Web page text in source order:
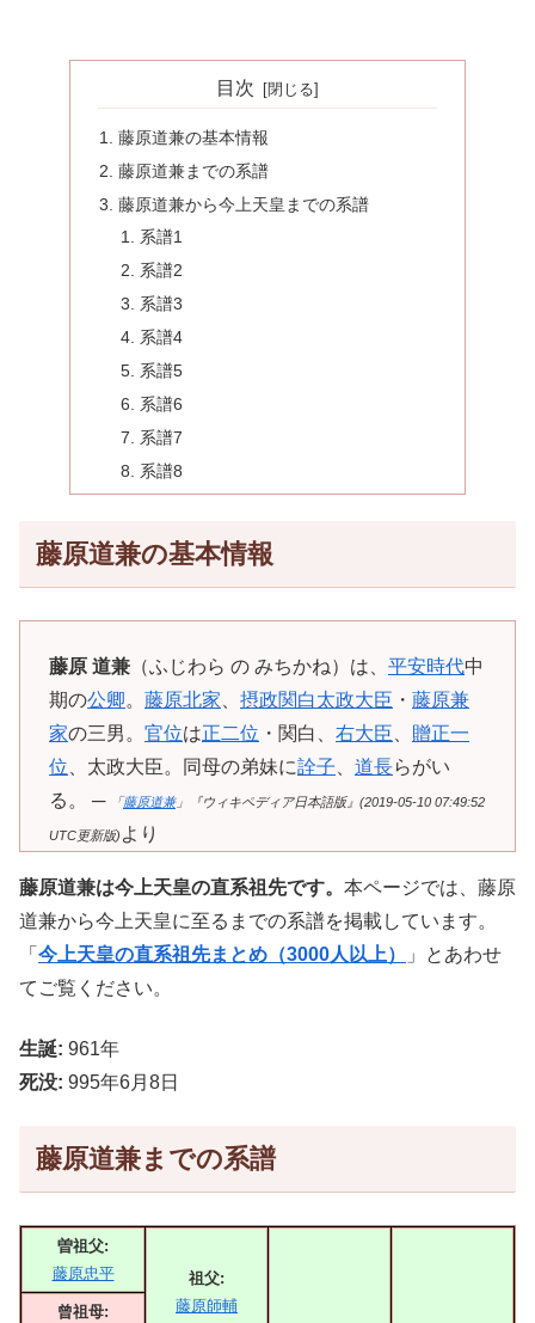
目次
藤原道兼の基本情報
藤原道兼までの系譜
藤原道兼から今上天皇までの系譜
系譜1
系譜2
系譜3
系譜4
系譜5
系譜6
系譜7
系譜8
藤原道兼の基本情報
藤原 道兼 （ふじわら の みちかね）は、 平安時代中
期の公卿。 藤原北家、 摂政関白太政大臣 ・ 藤原兼
家の三男。 官位は正二位 ・関白、 右大臣 、 贈正一
位、太政大臣。同母の弟妹に詮子、 道長らがい
る。 ─
「 藤原道兼」『ウィキペディア日本語版』(2019-05-10 07:49:52
UTC更新版) より
藤原道兼は今上天皇の直系祖先です。 本ページでは、藤原
道兼から今上天皇に至るまでの系譜を掲載しています。
「 今上天皇の直系祖先まとめ（3000人以上）
」とあわせ
てご覧ください。
生誕: 961年
死没: 995年6月8日
藤原道兼までの系譜
曽祖父:
藤原忠平
祖父:
藤原師輔
曾祖母: